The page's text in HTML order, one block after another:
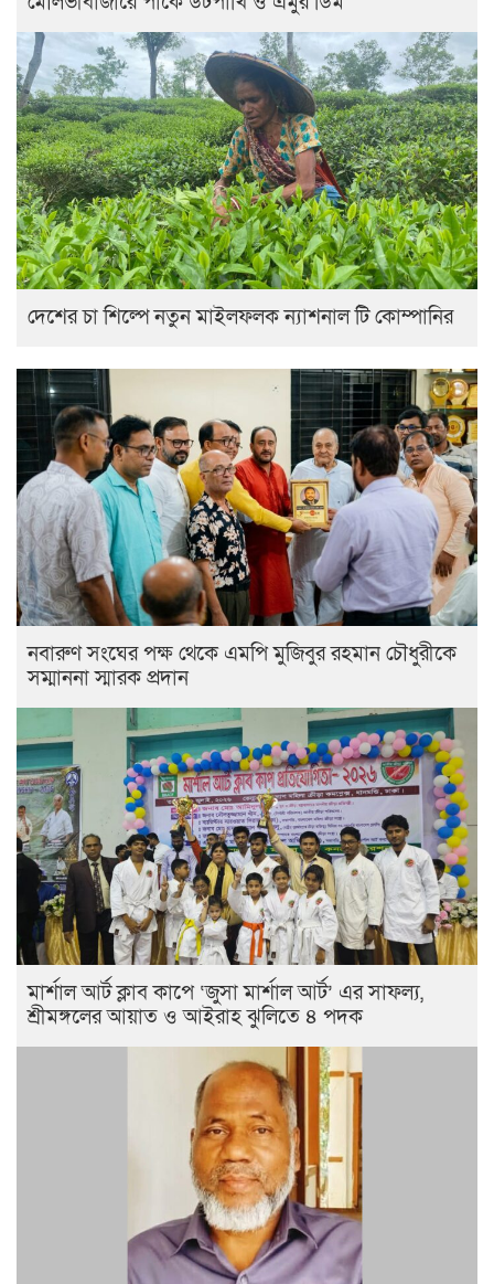
দেশের চা শিল্পে নতুন মাইলফলক ন্যাশনাল টি কোম্পানির
নবারুণ সংঘের পক্ষ থেকে এমপি মুজিবুর রহমান চৌধুরীকে
সম্মাননা স্মারক প্রদান
মার্শাল আর্ট ক্লাব কাপে ‘জুসা মার্শাল আর্ট’ এর সাফল্য,
শ্রীমঙ্গলের আয়াত ও আইরাহ ঝুলিতে ৪ পদক